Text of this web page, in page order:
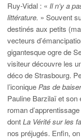
Ruy-Vidal : « Il n‘y a
littérature. » Souvent
destinés aux petits
vecteurs
gigantesque ogre de
visiteur découvre les
déco de Strasbourg.
l’iconique Pas de
Pauline Barzilaï et
roman
dontLa Vérité sur les
nos préjugés. Enfin,